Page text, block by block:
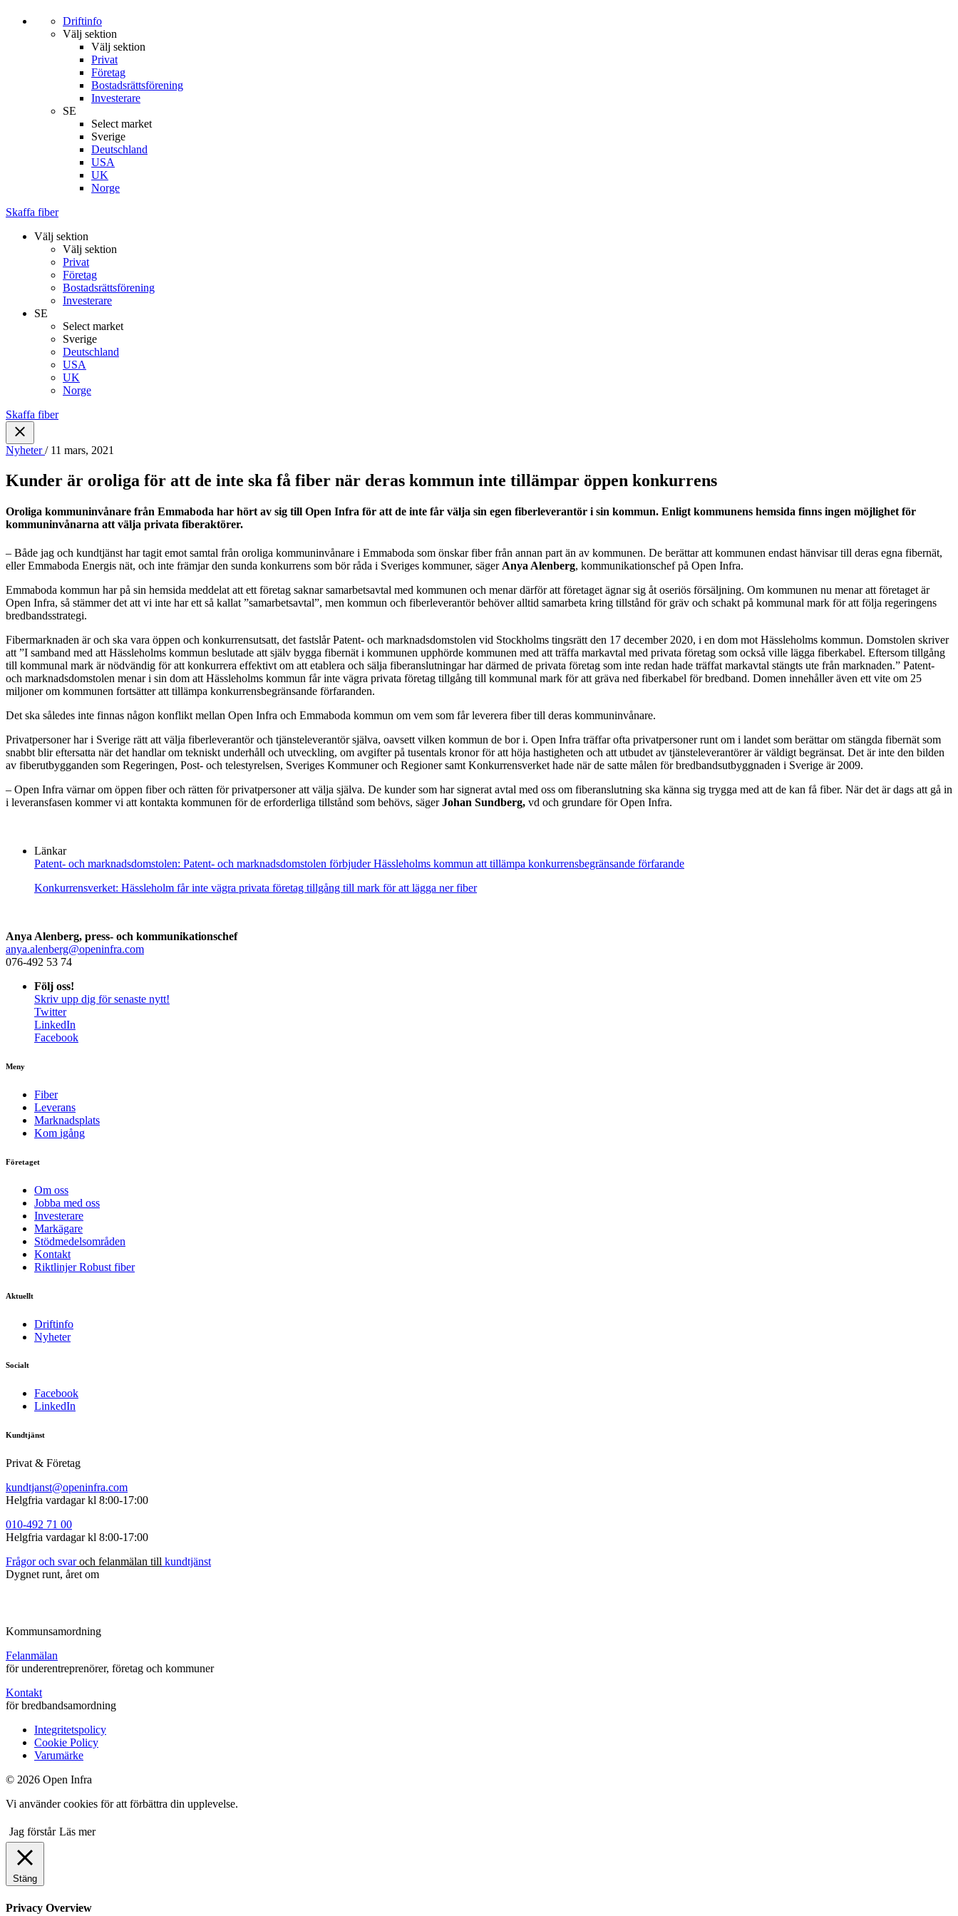
Driftinfo
Välj sektion
Välj sektion
Privat
Företag
Bostadsrättsförening
Investerare
SE
Select market
Sverige
Deutschland
USA
UK
Norge
Skaffa fiber
Välj sektion
Välj sektion
Privat
Företag
Bostadsrättsförening
Investerare
SE
Select market
Sverige
Deutschland
USA
UK
Norge
Skaffa fiber
Nyheter/ 11 mars, 2021
Kunder är oroliga för att de inte ska få fiber när deras kommun inte tillämpar öppen konkurrens
Oroliga kommuninvånare från Emmaboda har hört av sig till Open Infra för att de inte får välja sin egen fiberleverantör i sin kommun. Enligt kommunens hemsida finns ingen möjlighet för
kommuninvånarna att välja privata fiberaktörer.
– Både jag och kundtjänst har tagit emot samtal från oroliga kommuninvånare i Emmaboda som önskar fiber från annan part än av kommunen. De berättar att kommunen endast hänvisar till deras egna fibernät,
eller Emmaboda Energis nät, och inte främjar den sunda konkurrens som bör råda i Sveriges kommuner, säger Anya Alenberg, kommunikationschef på Open Infra.
Emmaboda kommun har på sin hemsida meddelat att ett företag saknar samarbetsavtal med kommunen och menar därför att företaget ägnar sig åt oseriös försäljning. Om kommunen nu menar att företaget är
Open Infra, så stämmer det att vi inte har ett så kallat ”samarbetsavtal”, men kommun och fiberleverantör behöver alltid samarbeta kring tillstånd för gräv och schakt på kommunal mark för att följa regeringens
bredbandsstrategi.
Fibermarknaden är och ska vara öppen och konkurrensutsatt, det fastslår Patent- och marknadsdomstolen vid Stockholms tingsrätt den 17 december 2020, i en dom mot Hässleholms kommun. Domstolen skriver
att ”I samband med att Hässleholms kommun beslutade att själv bygga fibernät i kommunen upphörde kommunen med att träffa markavtal med privata företag som också ville lägga fiberkabel. Eftersom tillgång
till kommunal mark är nödvändig för att konkurrera effektivt om att etablera och sälja fiberanslutningar har därmed de privata företag som inte redan hade träffat markavtal stängts ute från marknaden.” Patent-
och marknadsdomstolen menar i sin dom att Hässleholms kommun får inte vägra privata företag tillgång till kommunal mark för att gräva ned fiberkabel för bredband. Domen innehåller även ett vite om 25
miljoner om kommunen fortsätter att tillämpa konkurrensbegränsande förfaranden.
Det ska således inte finnas någon konflikt mellan Open Infra och Emmaboda kommun om vem som får leverera fiber till deras kommuninvånare.
Privatpersoner har i Sverige rätt att välja fiberleverantör och tjänsteleverantör själva, oavsett vilken kommun de bor i. Open Infra träffar ofta privatpersoner runt om i landet som berättar om stängda fibernät som
snabbt blir eftersatta när det handlar om tekniskt underhåll och utveckling, om avgifter på tusentals kronor för att höja hastigheten och att utbudet av tjänsteleverantörer är väldigt begränsat. Det är inte den bilden
av fiberutbygganden som Regeringen, Post- och telestyrelsen, Sveriges Kommuner och Regioner samt Konkurrensverket hade när de satte målen för bredbandsutbyggnaden i Sverige är 2009.
– Open Infra värnar om öppen fiber och rätten för privatpersoner att välja själva. De kunder som har signerat avtal med oss om fiberanslutning ska känna sig trygga med att de kan få fiber. När det är dags att gå in
i leveransfasen kommer vi att kontakta kommunen för de erforderliga tillstånd som behövs, sägerJohan Sundberg, vd och grundare för Open Infra.
Länkar
Patent- och marknadsdomstolen: Patent- och marknadsdomstolen förbjuder Hässleholms kommun att tillämpa konkurrensbegränsande förfarande
Konkurrensverket: Hässleholm får inte vägra privata företag tillgång till mark för att lägga ner fiber
Anya Alenberg, press- och kommunikationschef
anya.alenberg@openinfra.com
076-492 53 74
Följ oss!
Skriv upp dig för senaste nytt!
Twitter
LinkedIn
Facebook
Meny
Fiber
Leverans
Marknadsplats
Kom igång
Företaget
Om oss
Jobba med oss
Investerare
Markägare
Stödmedelsområden
Kontakt
Riktlinjer Robust fiber
Aktuellt
Driftinfo
Nyheter
Socialt
Facebook
LinkedIn
Kundtjänst
Privat & Företag
kundtjanst@openinfra.com
Helgfria vardagar kl 8:00-17:00
010-492 71 00
Helgfria vardagar kl 8:00-17:00
Frågoroch svaroch felanmälan till kundtjänst
Dygnet runt, året om
Kommunsamordning
Felanmälan
för underentreprenörer, företag och kommuner
Kontakt
för bredbandsamordning
Integritetspolicy
Cookie Policy
Varumärke
© 2026 Open Infra
Vi använder cookies för att förbättra din upplevelse.
Jag förstår Läs mer
Stäng
Privacy Overview